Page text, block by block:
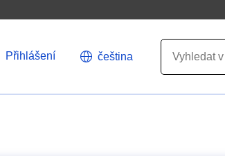
Přihlášení čeština